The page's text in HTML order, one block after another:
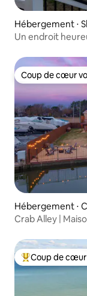
Hébergement ⋅
Un endroit
Coup de cœur
Coup de cœur
Hébergement ⋅
Crab Alley |
Coups de cœur
Coup de